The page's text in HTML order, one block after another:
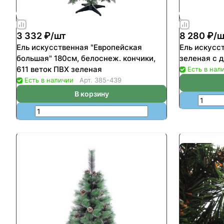
3 332 ₽/шт
Ель искусственная "Европейская
большая" 180см, белоснеж. кончики,
611 веток ПВХ зеленая
Есть в наличии Арт. 385-439
В корзину
8 280 ₽/
Ель
зеленая с
Есть в